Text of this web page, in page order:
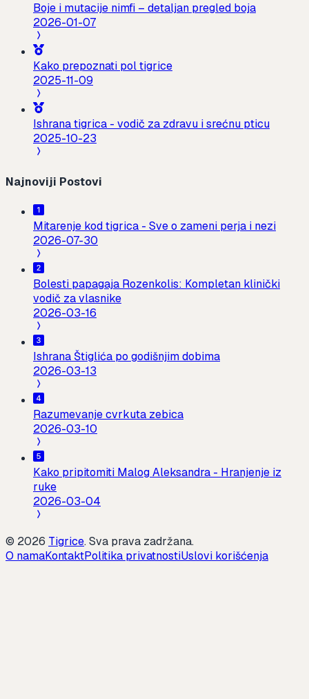
Boje i mutacije nimfi – detaljan pregled boja
2026-01-07
Kako prepoznati pol tigrice
2025-11-09
Ishrana tigrica - vodič za zdravu i srećnu pticu
2025-10-23
Najnoviji Postovi
Mitarenje kod tigrica - Sve o zameni perja i nezi
2026-07-30
Bolesti papagaja Rozenkolis: Kompletan klinički
vodič za vlasnike
2026-03-16
Ishrana Štiglića po godišnjim dobima
2026-03-13
Razumevanje cvrkuta zebica
2026-03-10
Kako pripitomiti Malog Aleksandra - Hranjenje iz
ruke
2026-03-04
© 2026 Tigrice.Sva prava zadržana.
O namaKontaktPolitika privatnostiUslovi korišćenja